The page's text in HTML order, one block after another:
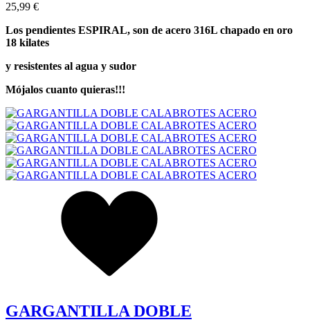
25,99 €
Los pendientes ESPIRAL, son de acero 316L chapado en oro
18 kilates
y resistentes al agua y sudor
Mójalos cuanto quieras!!!
GARGANTILLA DOBLE